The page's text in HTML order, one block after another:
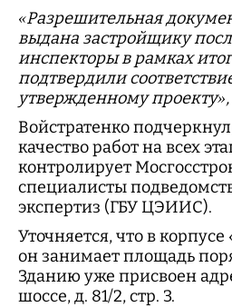
«Разрешительная
выдана застройщику
инспекторы в рамках
подтвердили
утвержденному проекту»,
Войстратенко
качество работ на всех
контролирует
специалисты
экспертиз (ГБУ ЦЭИИС).
Уточняется, что в корпусе
он занимает площадь
Зданию уже присвоен
шоссе, д. 81/2, стр. 3.